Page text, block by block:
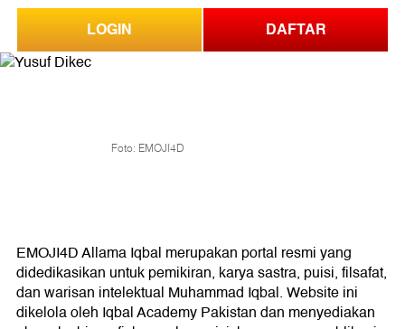
LOGIN DAFTAR
Foto: EMOJI4D
EMOJI4D Allama Iqbal merupakan portal resmi yang
didedikasikan untuk pemikiran, karya sastra, puisi, filsafat,
dan warisan intelektual Muhammad Iqbal. Website ini
dikelola oleh Iqbal Academy Pakistan dan menyediakan